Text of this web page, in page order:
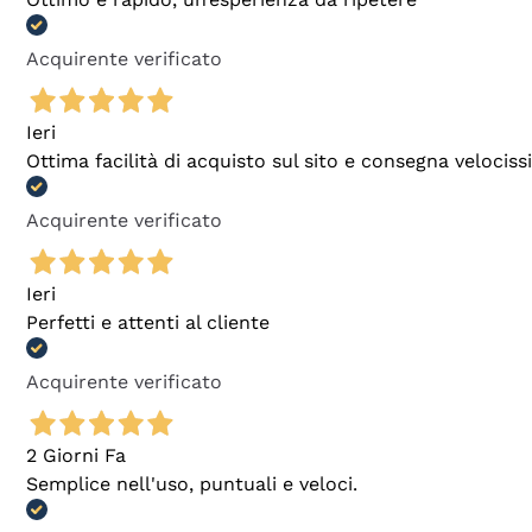
Acquirente verificato
Ieri
Ottima facilità di acquisto sul sito e consegna
Acquirente verificato
Ieri
Perfetti e attenti al cliente
Acquirente verificato
2 Giorni Fa
Semplice nell'uso, puntuali e veloci.